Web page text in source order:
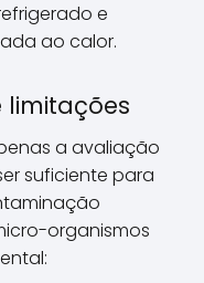
e
ao calor.
limitações
a avaliação
suficiente para
organismos